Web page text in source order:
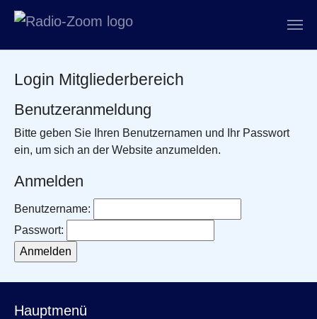
Login Mitgliederbereich
Benutzeranmeldung
Bitte geben Sie Ihren Benutzernamen und Ihr Passwort
ein, um sich an der Website anzumelden.
Anmelden
Benutzername:
Passwort:
Hauptmenü